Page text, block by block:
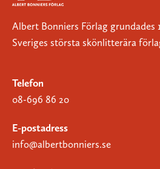
Albert Bonniers Förlag grundades
Sveriges största skönlitterära
Telefon
08-696 86 20
E-postadress
info@albertbonniers.se